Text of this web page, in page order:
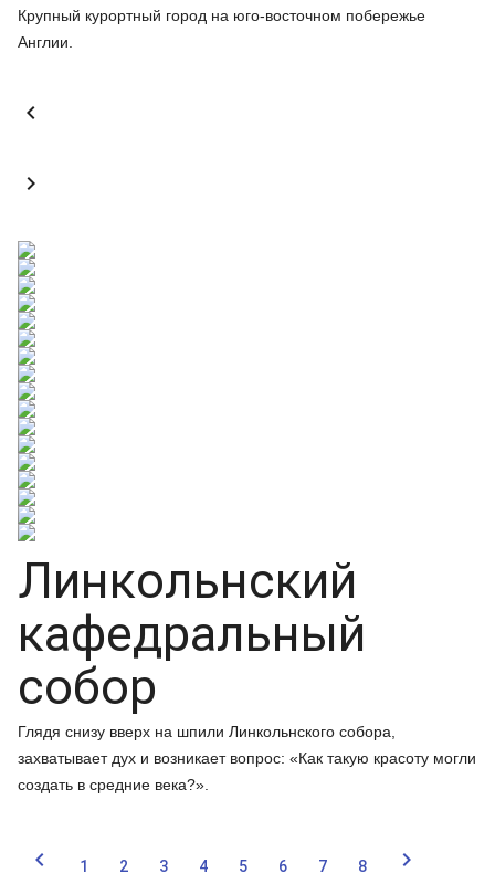
Крупный курортный город на юго-восточном побережье
Англии.


Линкольнский
кафедральный
собор
Глядя снизу вверх на шпили Линкольнского собора,
захватывает дух и возникает вопрос: «Как такую красоту могли
создать в средние века?».
 1 2 3 4 5 6 7 8 